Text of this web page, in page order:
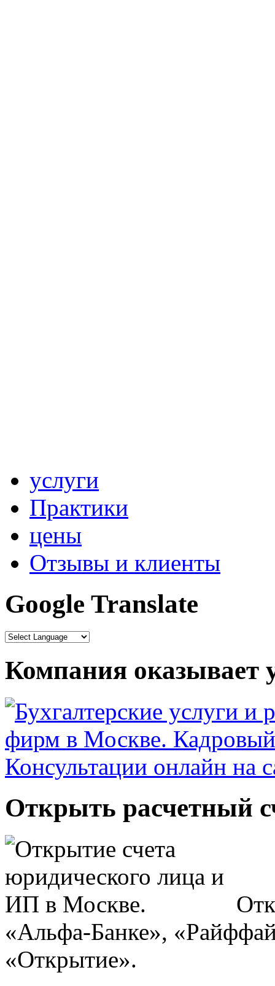
услуги
Практики
цены
Отзывы и клиенты
Google Translate
Компания оказывает
Открыть расчетный
«Альфа-Банке»,
«Открытие».